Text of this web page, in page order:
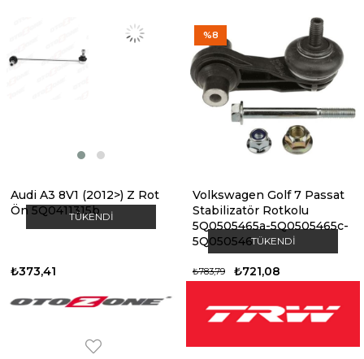
TÜKENDI
Audi A3 8V1 (2012>) Z Rot
Ön 5Q0411315b
₺373,41
TÜKENDI
Volkswagen Golf 7 Passat
Stabilizatör Rotkolu
5Q0505465a-5Q0505465c-
5Q050546
₺721,08
₺783,79
%8